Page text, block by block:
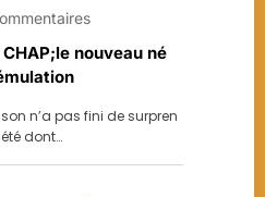
CHAP;le nouveau né
n’a pas fini de surpren
dont…